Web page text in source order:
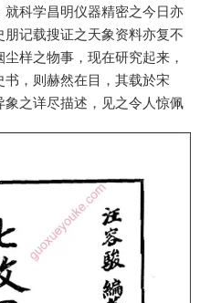
科学昌明仪器精密之今日亦
记载搜证之天象资料亦复不
样之物事，现在研究起来，
，则赫然在目，其载於宋
之详尽描述，见之令人惊佩